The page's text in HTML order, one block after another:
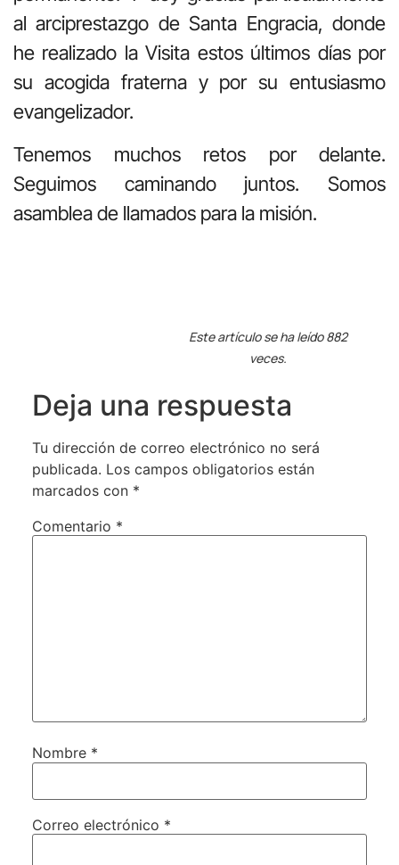
al arciprestazgo de Santa Engracia, donde
he realizado la Visita estos últimos días por
su acogida fraterna y por su entusiasmo
evangelizador.
Tenemos muchos retos por delante.
Seguimos caminando juntos. Somos
asamblea de llamados para la misión.
Este artículo se ha leído 882
veces.
Deja una respuesta
Tu dirección de correo electrónico no será
publicada. Los campos obligatorios están
marcados con *
Comentario *
Nombre *
Correo electrónico *